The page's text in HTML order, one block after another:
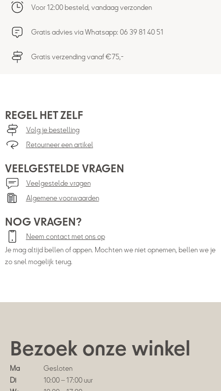
Voor 12:00 besteld, vandaag verzonden
Gratis advies via Whatsapp: 06 39 81 40 51
Gratis verzending vanaf €75,-
REGEL HET ZELF
Volg je bestelling
Retourneer een artikel
VEELGESTELDE VRAGEN
Veelgestelde vragen
Algemene voorwaarden
NOG VRAGEN?
Neem contact met ons op
Je mag altijd bellen of appen. Mochten we niet opnemen, bellen we je
zo snel mogelijk terug.
Bezoek onze winkel
Ma
Gesloten
Di
10:00 – 17:00 uur